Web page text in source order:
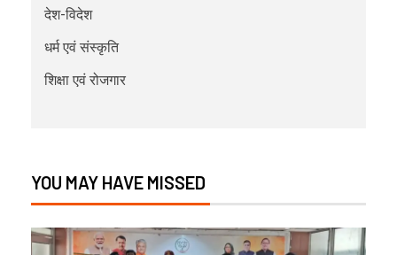
देश-विदेश
धर्म एवं संस्कृति
शिक्षा एवं रोजगार
YOU MAY HAVE MISSED